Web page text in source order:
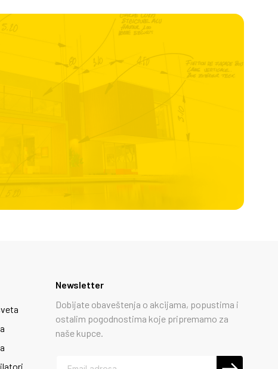
Newsletter
Dobijate obaveštenja o akcijama, popustima i
ostalim pogodnostima koje pripremamo za
naše kupce.